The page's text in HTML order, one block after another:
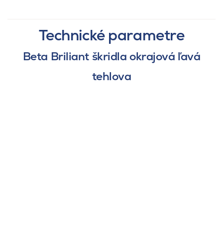
Technické parametre
Beta Briliant škridla okrajová ľavá
tehlova